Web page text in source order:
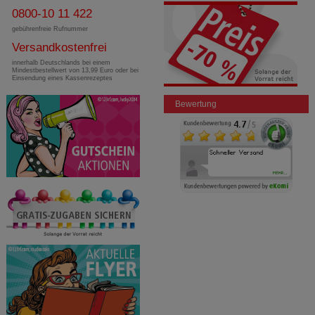
0800-10 11 422
gebührenfreie Rufnummer
Versandkostenfrei
innerhalb Deutschlands bei einem
Mindestbestellwert von 13,99 Euro oder bei
Einsendung eines Kassenrezeptes
Bewertung